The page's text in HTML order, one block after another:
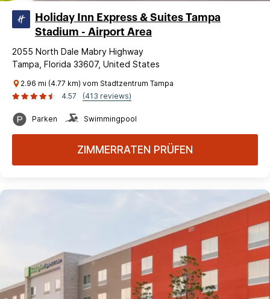
Holiday Inn Express & Suites Tampa
Stadium - Airport Area
2055 North Dale Mabry Highway
Tampa, Florida 33607, United States
2.96 mi (4.77 km) vom Stadtzentrum Tampa
4.57
(413 reviews)
Parken Swimmingpool
ZIMMERRATEN PRÜFEN